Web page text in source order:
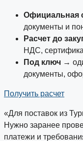
Официальная
документы и
Расчет до
НДС,
Под ключ →
документы,
Получить расчет
«Для поставок из
Нужно заранее
платежи и